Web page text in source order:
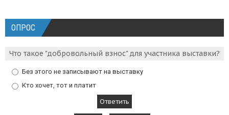
ОПРОС
Что такое "добровольный взнос" для участника выставки?
Без этого не записывают на выставку
Кто хочет, тот и платит